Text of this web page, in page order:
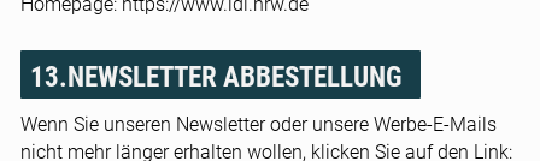
Homepage: https://www.ldi.nrw.de
13.NEWSLETTER ABBESTELLUNG
Wenn Sie unseren Newsletter oder unsere Werbe-E-Mails
nicht mehr länger erhalten wollen, klicken Sie auf den Link: